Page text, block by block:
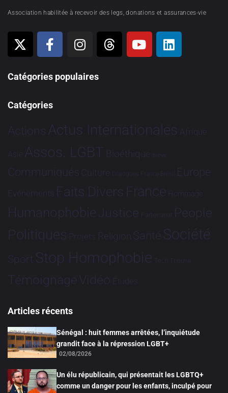
Association habilitée à recevoir des legs, donations et assurances-vie
Catégories populaires
Catégories
Actions Actus Internationales Afrique
Asie Assos. LGBT Bioéthique Brève
Communiqués Culture Dialogues France-Brésil Europe
Evénements Faits Divers France Hommage
HumanophobieJustice Partenariat People
Politiques Projets Religion Santé Société
Sport Stop Homophobie Tech Tribune
TémoignageVidéo Études
Articles récents
Sénégal : huit femmes arrêtées, l’inquiétude
grandit face à la répression LGBT+
02/08/2026
Un élu républicain, qui présentait les LGBTQ+
comme un danger pour les enfants, inculpé pour